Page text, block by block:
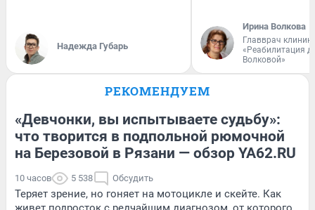
Надежда Губарь
Ирина Волкова
Главврач
«Реабилитация
Волковой»
РЕКОМЕНДУЕМ
«Девчонки, вы испытываете судьбу»:
что творится в подпольной рюмочной
на Березовой в Рязани — обзор YA62.RU
10 часов 5 538 Обсудить
Теряет зрение, но гоняет на мотоцикле и скейте. Как